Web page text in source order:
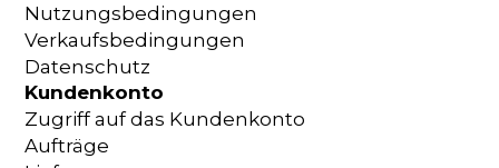
Nutzungsbedingungen
Verkaufsbedingungen
Datenschutz
Kundenkonto
Zugriff auf das Kundenkonto
Aufträge